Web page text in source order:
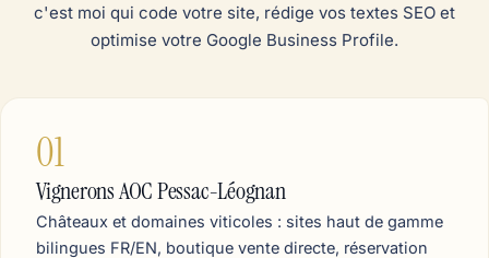
c'est moi qui code votre site, rédige vos textes SEO et
optimise votre Google Business Profile.
01
Vignerons AOC Pessac-Léognan
Châteaux et domaines viticoles : sites haut de gamme
bilingues FR/EN, boutique vente directe, réservation